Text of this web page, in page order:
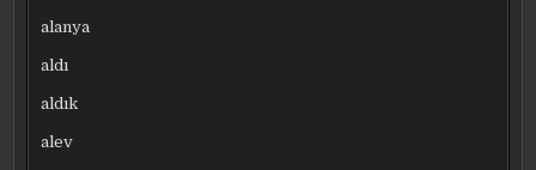
alanya
aldı
aldık
alev